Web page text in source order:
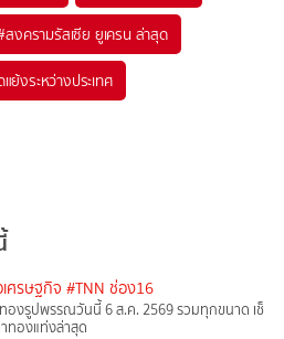
สงครามรัสเซีย ยูเครน ล่าสุด
ย้งระหว่างประเทศ
ศรษฐกิจ #TNN ช่อง16
องรูปพรรณวันนี้ 6 ส.ค. 2569 รวมทุกขนาด เช็
ทองแท่งล่าสุด